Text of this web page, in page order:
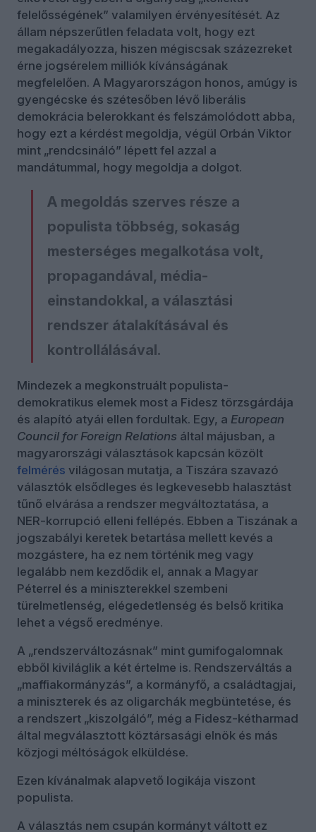
felelősségének” valamilyen érvényesítését. Az
állam népszerűtlen feladata volt, hogy ezt
megakadályozza, hiszen mégiscsak százezreket
érne jogsérelem milliók kívánságának
megfelelően. A Magyarországon honos, amúgy is
gyengécske és szétesőben lévő liberális
demokrácia belerokkant és felszámolódott abba,
hogy ezt a kérdést megoldja, végül Orbán Viktor
mint „rendcsináló” lépett fel azzal a
mandátummal, hogy megoldja a dolgot.
A megoldás szerves része a
populista többség, sokaság
mesterséges megalkotása volt,
propagandával, média-
einstandokkal, a választási
rendszer átalakításával és
kontrollálásával.
Mindezek a megkonstruált populista-
demokratikus elemek most a Fidesz törzsgárdája
és alapító atyái ellen fordultak. Egy, a European
Council for Foreign Relations által májusban, a
magyarországi választások kapcsán közölt
felmérés világosan mutatja, a Tiszára szavazó
választók elsődleges és legkevesebb halasztást
tűnő elvárása a rendszer megváltoztatása, a
NER-korrupció elleni fellépés. Ebben a Tiszának a
jogszabályi keretek betartása mellett kevés a
mozgástere, ha ez nem történik meg vagy
legalább nem kezdődik el, annak a Magyar
Péterrel és a miniszterekkel szembeni
türelmetlenség, elégedetlenség és belső kritika
lehet a végső eredménye.
A „rendszerváltozásnak” mint gumifogalomnak
ebből kiviláglik a két értelme is. Rendszerváltás a
„maffiakormányzás”, a kormányfő, a családtagjai,
a miniszterek és az oligarchák megbüntetése, és
a rendszert „kiszolgáló”, még a Fidesz-kétharmad
által megválasztott köztársasági elnök és más
közjogi méltóságok elküldése.
Ezen kívánalmak alapvető logikája viszont
populista.
A választás nem csupán kormányt váltott ez